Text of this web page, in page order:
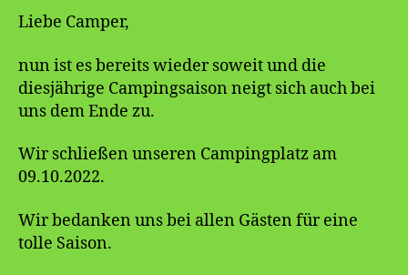
Liebe Camper,
nun ist es bereits wieder soweit und die
diesjährige Campingsaison neigt sich auch bei
uns dem Ende zu.
Wir schließen unseren Campingplatz am
09.10.2022.
Wir bedanken uns bei allen Gästen für eine
tolle Saison.